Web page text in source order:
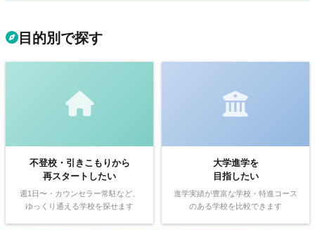
目的別で探す
不登校・引きこもりから
再スタートしたい
週1日〜・カウンセラー常駐など、
ゆっくり通える学校を探せます
大学進学を
目指したい
進学実績が豊富な学校・特進コース
のある学校を比較できます